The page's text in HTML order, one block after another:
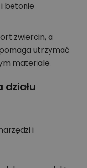
betonie
zwiercin, a
utrzymać
materiale.
i